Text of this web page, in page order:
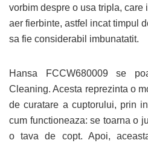
vorbim despre o usa tripla, care
aer fierbinte, astfel incat timpul
sa fie considerabil imbunatatit.
Hansa FCCW680009 se
Cleaning. Acesta reprezinta o
de curatare a cuptorului, prin
cum functioneaza: se toarna o
o tava de copt. Apoi,